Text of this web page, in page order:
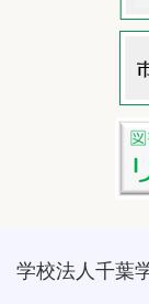
学校法人千葉